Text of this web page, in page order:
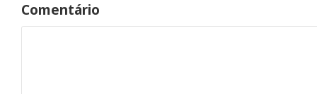
Comentário